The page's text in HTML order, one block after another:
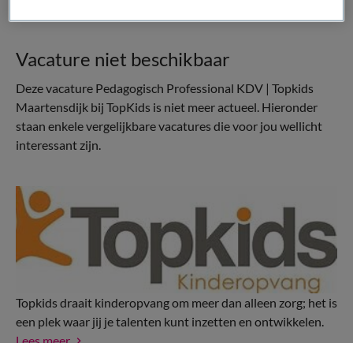
Vacature niet beschikbaar
Deze vacature Pedagogisch Professional KDV | Topkids
Maartensdijk bij TopKids is niet meer actueel. Hieronder
staan enkele vergelijkbare vacatures die voor jou wellicht
interessant zijn.
Topkids draait kinderopvang om meer dan alleen zorg; het is
een plek waar jij je talenten kunt inzetten en ontwikkelen.